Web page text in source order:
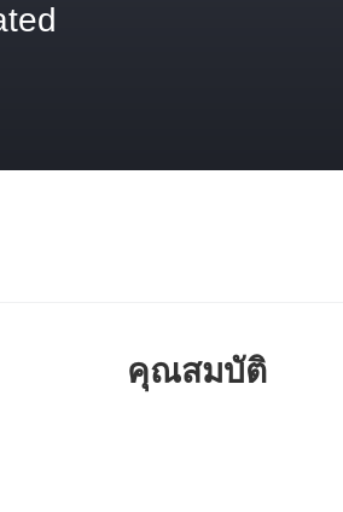
คุณสมบัติ